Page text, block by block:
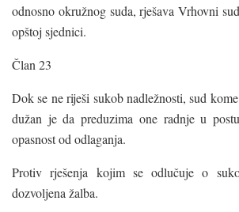
odnosno okružnog suda, rješava Vrhovni
opštoj sjednici.
Član 23
Dok se ne riješi sukob nadležnosti, sud
dužan je da preduzima one radnje u
opasnost od odlaganja.
Protiv rješenja kojim se odlučuje o
dozvoljena žalba.